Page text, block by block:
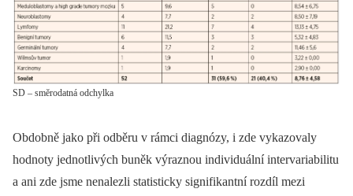
SD – směrodatná odchylka
Obdobně jako při odběru v rámci diagnózy, i zde vykazovaly
hodnoty jednotlivých buněk výraznou individuální intervariabilitu
a ani zde jsme nenalezli statisticky signifikantní rozdíl mezi